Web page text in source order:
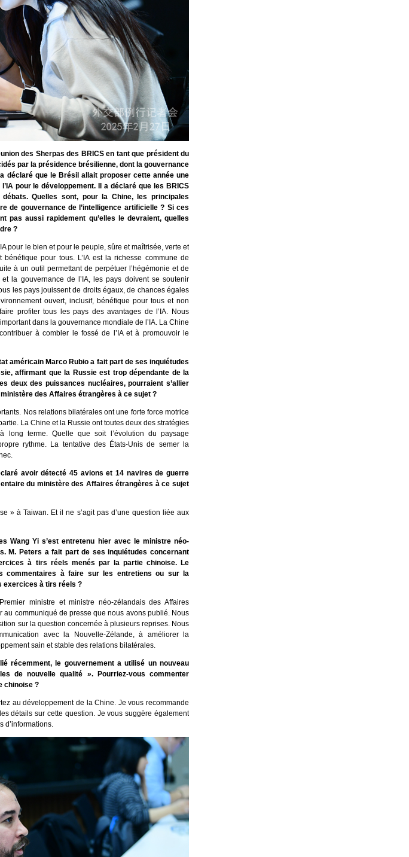
des Sherpas des BRICS en tant que président du
par la présidence brésilienne, dont la gouvernance
déclaré que le Brésil allait proposer cette année une
pour le développement. Il a déclaré que les BRICS
Quelles sont, pour la Chine, les principales
de gouvernance de l’intelligence artificielle ? Si ces
pas aussi rapidement qu’elles le devraient, quelles
?
pour le bien et pour le peuple, sûre et maîtrisée, verte et
pour tous. L’IA est la richesse commune de
à un outil permettant de perpétuer l’hégémonie et de
la gouvernance de l’IA, les pays doivent se soutenir
les pays jouissent de droits égaux, de chances égales
ouvert, inclusif, bénéfique pour tous et non
profiter tous les pays des avantages de l’IA. Nous
dans la gouvernance mondiale de l’IA. La Chine
à combler le fossé de l’IA et à promouvoir le
américain Marco Rubio a fait part de ses inquiétudes
affirmant que la Russie est trop dépendante de la
deux des puissances nucléaires, pourraient s’allier
des Affaires étrangères à ce sujet ?
Nos relations bilatérales ont une forte force motrice
La Chine et la Russie ont toutes deux des stratégies
long terme. Quelle que soit l’évolution du paysage
rythme. La tentative des États-Unis de semer la
avoir détecté 45 avions et 14 navires de guerre
du ministère des Affaires étrangères à ce sujet
» à Taiwan. Et il ne s’agit pas d’une question liée aux
Wang Yi s’est entretenu hier avec le ministre néo-
M. Peters a fait part de ses inquiétudes concernant
à tirs réels menés par la partie chinoise. Le
commentaires à faire sur les entretiens ou sur la
exercices à tirs réels ?
ministre et ministre néo-zélandais des Affaires
au communiqué de presse que nous avons publié. Nous
sur la question concernée à plusieurs reprises. Nous
avec la Nouvelle-Zélande, à améliorer la
sain et stable des relations bilatérales.
récemment, le gouvernement a utilisé un nouveau
de nouvelle qualité ». Pourriez-vous commenter
chinoise ?
au développement de la Chine. Je vous recommande
détails sur cette question. Je vous suggère également
d’informations.